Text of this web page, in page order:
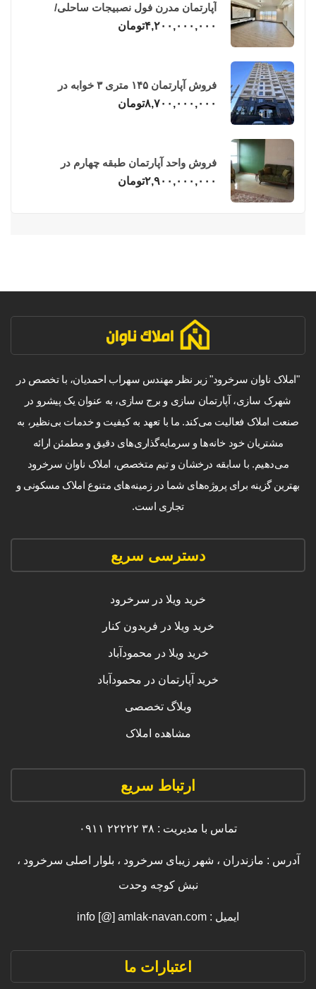
آپارتمان مدرن فول نصبیجات ساحلی/
فریدونکنار
۴,۲۰۰,۰۰۰,۰۰۰تومان
فروش آپارتمان ۱۴۵ متری ۳ خوابه در
فریدونکنار
۸,۷۰۰,۰۰۰,۰۰۰تومان
فروش واحد آپارتمان طبقه چهارم در
فریدونکنار
۲,۹۰۰,۰۰۰,۰۰۰تومان
"املاک ناوان سرخرود" زیر نظر مهندس سهراب احمدیان، با تخصص در
شهرک سازی، آپارتمان سازی و برج سازی، به عنوان یک پیشرو در
صنعت املاک فعالیت می‌کند. ما با تعهد به کیفیت و خدمات بی‌نظیر، به
مشتریان خود خانه‌ها و سرمایه‌گذاری‌های دقیق و مطمئن ارائه
می‌دهیم. با سابقه درخشان و تیم متخصص، املاک ناوان سرخرود
بهترین گزینه برای پروژه‌های شما در زمینه‌های متنوع املاک مسکونی و
تجاری است.
دسترسی سریع
خرید ویلا در سرخرود
خرید ویلا در فریدون کنار
خرید ویلا در محمودآباد
خرید آپارتمان در محمودآباد
وبلاگ تخصصی
مشاهده املاک
ارتباط سریع
تماس با مدیریت : ۳۸ ۲۲۲۲۲ ۰۹۱۱
آدرس : مازندران ، شهر زیبای سرخرود ، بلوار اصلی سرخرود ،
نبش کوچه وحدت
ایمیل : info [@] amlak-navan.com
اعتبارات ما